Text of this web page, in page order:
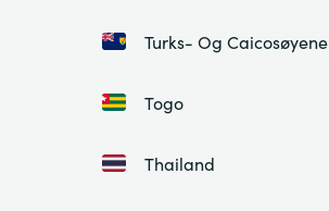
Turks- Og Caicosøyene
Togo
Thailand